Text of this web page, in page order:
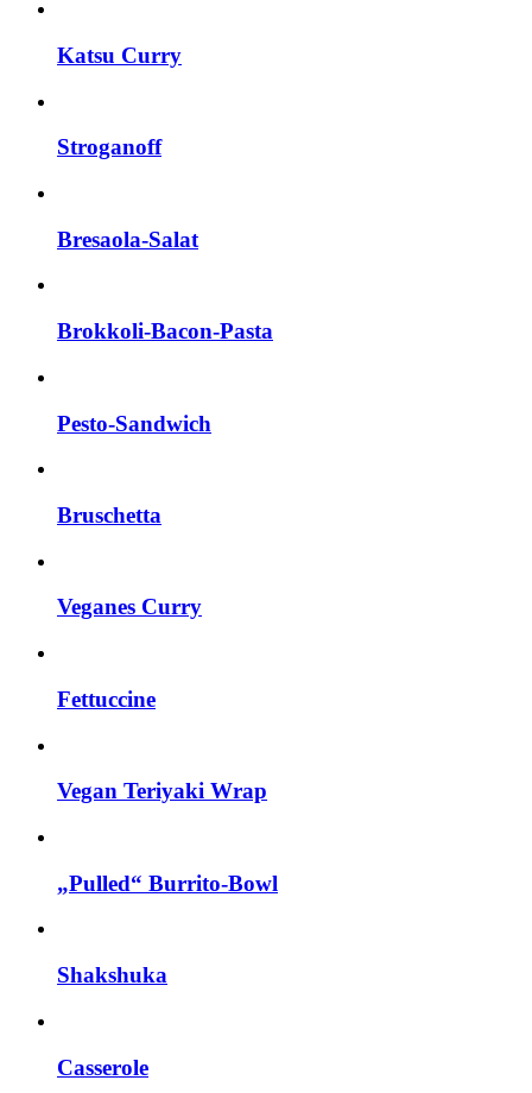
Katsu Curry
Stroganoff
Bresaola-Salat
Brokkoli-Bacon-Pasta
Pesto-Sandwich
Bruschetta
Veganes Curry
Fettuccine
Vegan Teriyaki Wrap
„Pulled“ Burrito-Bowl
Shakshuka
Casserole